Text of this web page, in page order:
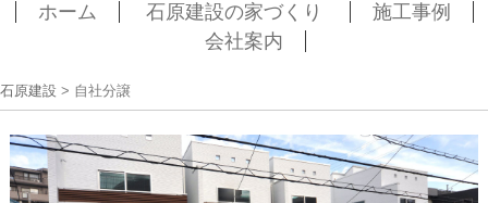
ホーム 石原建設の家づくり
施工事例
会社案内
石原建設 > 自社分譲